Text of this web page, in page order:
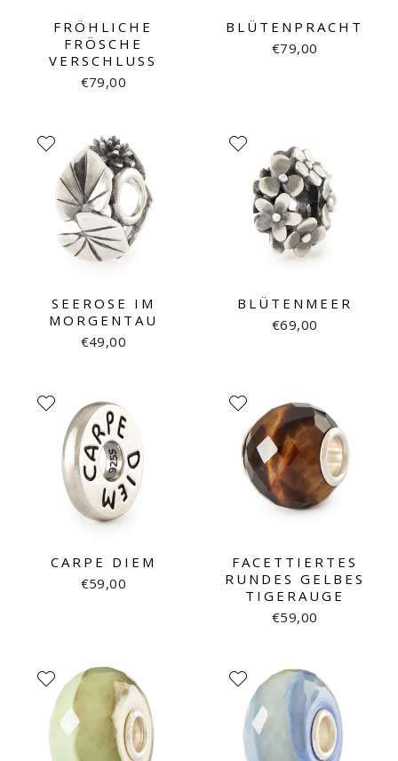
FRÖHLICHE
FRÖSCHE
VERSCHLUSS
€79,00
BLÜTENPRACHT
€79,00
SEEROSE IM
MORGENTAU
€49,00
BLÜTENMEER
€69,00
CARPE DIEM
€59,00
FACETTIERTES
RUNDES GELBES
TIGERAUGE
€59,00